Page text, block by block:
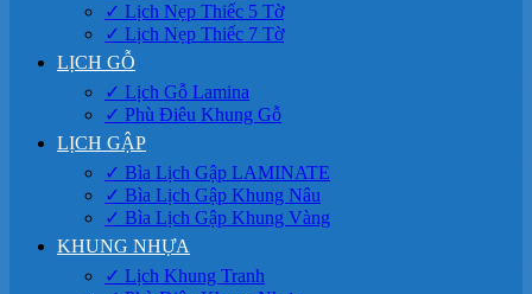
✓ Lịch Nẹp Thiếc 5 Tờ
✓ Lịch Nẹp Thiếc 7 Tờ
LỊCH GỖ
✓ Lịch Gỗ Lamina
✓ Phù Điêu Khung Gỗ
LỊCH GẬP
✓ Bìa Lịch Gập LAMINATE
✓ Bìa Lịch Gập Khung Nâu
✓ Bìa Lịch Gập Khung Vàng
KHUNG NHỰA
✓ Lịch Khung Tranh